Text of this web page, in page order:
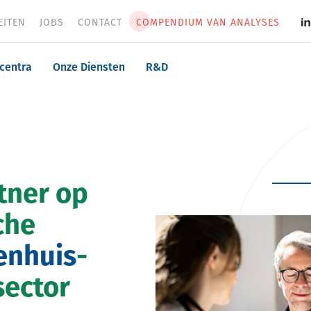
Onze Diensten R&D
JOBS CONTACT COMPENDIUM VAN ANALYSES
op
-